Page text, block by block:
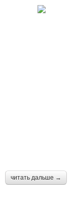
читать дальше →